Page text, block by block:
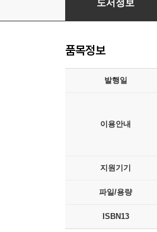
도서정보
품목정보
발행일
이용안내
지원기기
파일/용량
ISBN13